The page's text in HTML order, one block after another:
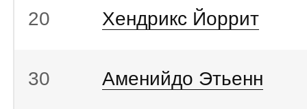
20 Хендрикс Йоррит
30 Аменийдо Этьенн